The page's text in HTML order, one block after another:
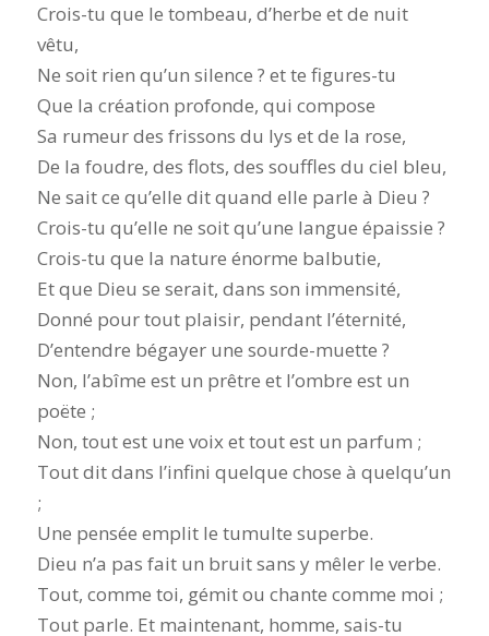
Crois-tu que le tombeau, d’herbe et de nuit
vêtu,
Ne soit rien qu’un silence ? et te figures-tu
Que la création profonde, qui compose
Sa rumeur des frissons du lys et de la rose,
De la foudre, des flots, des souffles du ciel bleu,
Ne sait ce qu’elle dit quand elle parle à Dieu ?
Crois-tu qu’elle ne soit qu’une langue épaissie ?
Crois-tu que la nature énorme balbutie,
Et que Dieu se serait, dans son immensité,
Donné pour tout plaisir, pendant l’éternité,
D’entendre bégayer une sourde-muette ?
Non, l’abîme est un prêtre et l’ombre est un
poëte ;
Non, tout est une voix et tout est un parfum ;
Tout dit dans l’infini quelque chose à quelqu’un
;
Une pensée emplit le tumulte superbe.
Dieu n’a pas fait un bruit sans y mêler le verbe.
Tout, comme toi, gémit ou chante comme moi ;
Tout parle. Et maintenant, homme, sais-tu